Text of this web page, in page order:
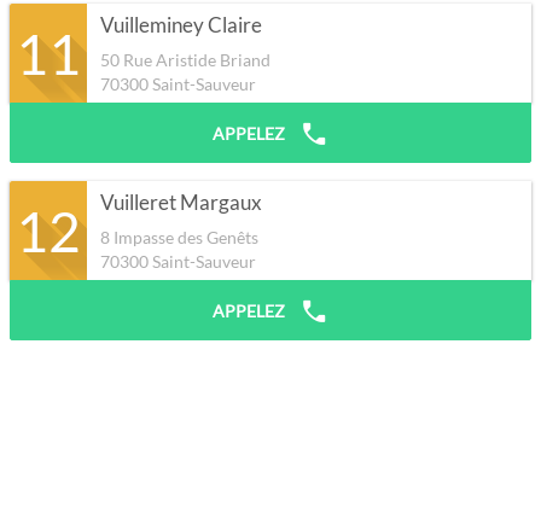
11 Vuilleminey Claire
50 Rue Aristide Briand
70300Saint-Sauveur
APPELEZ
12 Vuilleret Margaux
8 Impasse des Genêts
70300Saint-Sauveur
APPELEZ